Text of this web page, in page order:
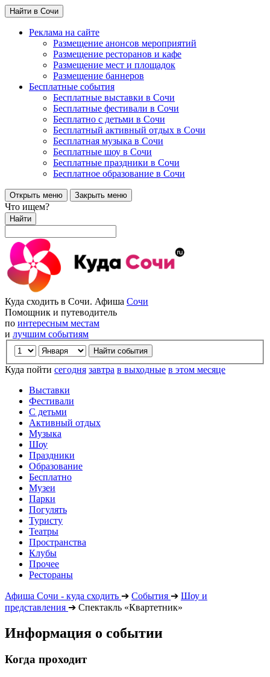
Найти в Сочи
Реклама на сайте
Размещение анонсов мероприятий
Размещение ресторанов и кафе
Размещение мест и площадок
Размещение баннеров
Бесплатные события
Бесплатные выставки в Сочи
Бесплатные фестивали в Сочи
Бесплатно с детьми в Сочи
Бесплатный активный отдых в Сочи
Бесплатная музыка в Сочи
Бесплатные шоу в Сочи
Бесплатные праздники в Сочи
Бесплатное образование в Сочи
Открыть меню Закрыть меню
Что ищем?
Найти
Куда сходить в Сочи. Афиша Сочи
Помощник и путеводитель
по интересным местам
и лучшим событиям
Куда пойти сегодня завтра в выходные в этом месяце
Выставки
Фестивали
С детьми
Активный отдых
Музыка
Шоу
Праздники
Образование
Бесплатно
Музеи
Парки
Погулять
Туристу
Театры
Пространства
Клубы
Прочее
Рестораны
Афиша Сочи - куда сходить ➔ События ➔ Шоу и
представления ➔ Спектакль «Квартетник»
Информация о событии
Когда проходит